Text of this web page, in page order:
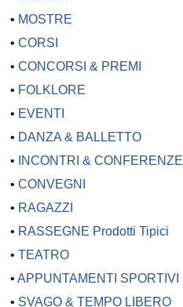
• MOSTRE
•CORSI
•CONCORSI & PREMI
• FOLKLORE
• EVENTI
• DANZA & BALLETTO
•
INCONTRI & CONFERENZE
•CONVEGNI
• RAGAZZI
• RASSEGNE Prodotti Tipici
•TEATRO
•APPUNTAMENTI SPORTIVI
• SVAGO & TEMPO LIBERO